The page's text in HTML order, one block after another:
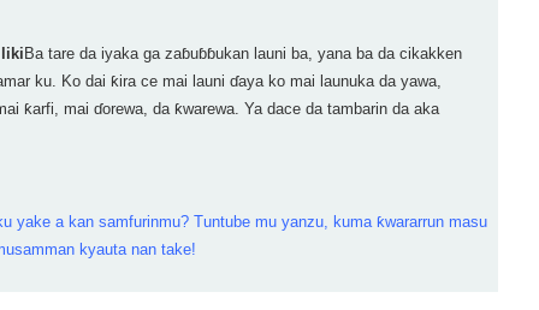
Ba tare da iyaka ga zaɓuɓɓukan launi ba, yana ba da cikakken
ku. Ko dai ƙira ce mai launi ɗaya ko mai launuka da yawa,
ƙarfi, mai ɗorewa, da ƙwarewa. Ya dace da tambarin da aka
yake a kan samfurinmu? Tuntube mu yanzu, kuma ƙwararrun masu
kyauta nan take!